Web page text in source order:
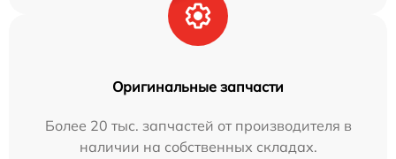
Оригинальные запчасти
Более 20 тыс. запчастей от производителя в
наличии на собственных складах.